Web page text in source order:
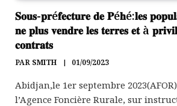
𝐒𝐨𝐮𝐬-𝐩𝐫é𝐟𝐞𝐜𝐭𝐮𝐫𝐞 𝐝𝐞 𝐏é𝐡é:𝐥𝐞𝐬
𝐧𝐞 𝐩𝐥𝐮𝐬 𝐯𝐞𝐧𝐝𝐫𝐞 𝐥𝐞𝐬 𝐭𝐞𝐫𝐫𝐞𝐬 𝐞𝐭 à
𝐜𝐨𝐧𝐭𝐫𝐚𝐭𝐬
PAR SMITH 01/09/2023
Abidjan,le 1er septembre
l’Agence Foncière Rurale, sur